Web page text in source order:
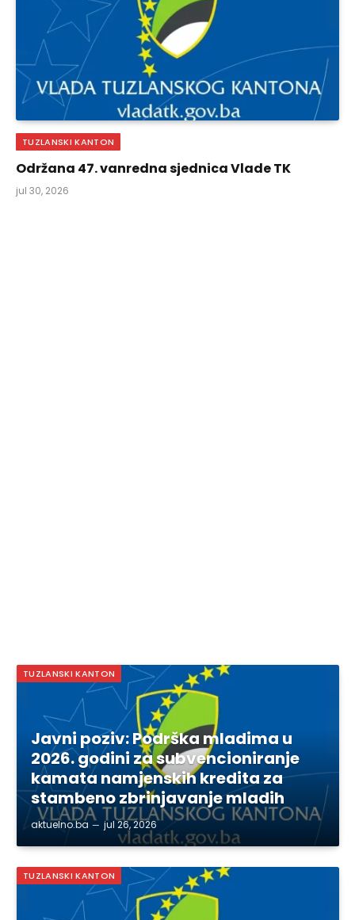
TUZLANSKI KANTON
Održana 47. vanredna sjednica Vlade TK
jul 30, 2026
TUZLANSKI KANTON
Javni poziv: Podrška mladima u
2026. godini za subvencioniranje
kamata namjenskih kredita za
stambeno zbrinjavanje mladih
aktuelno.ba jul 26, 2026
TUZLANSKI KANTON